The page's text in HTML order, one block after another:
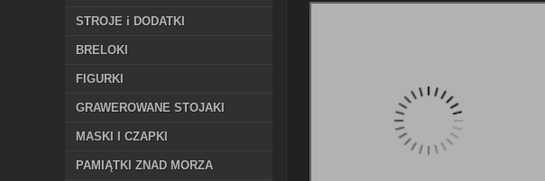
STROJE i DODATKI
BRELOKI
FIGURKI
GRAWEROWANE STOJAKI
MASKI I CZAPKI
PAMIĄTKI ZNAD MORZA